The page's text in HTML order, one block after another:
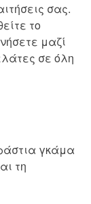
σας.
το
μαζί
σε όλη
γκάμα
τη